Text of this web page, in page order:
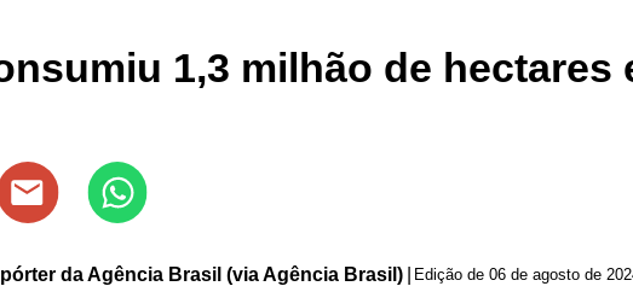
1,3 milhão de hectares
da Agência Brasil (via Agência Brasil) Edição de 06 de agosto de